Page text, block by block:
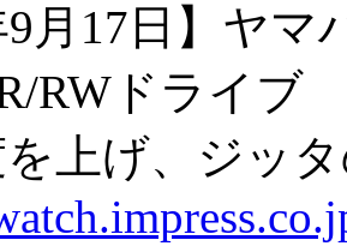
9月17日】ヤ
RWドライブ
を上げ、ジッ